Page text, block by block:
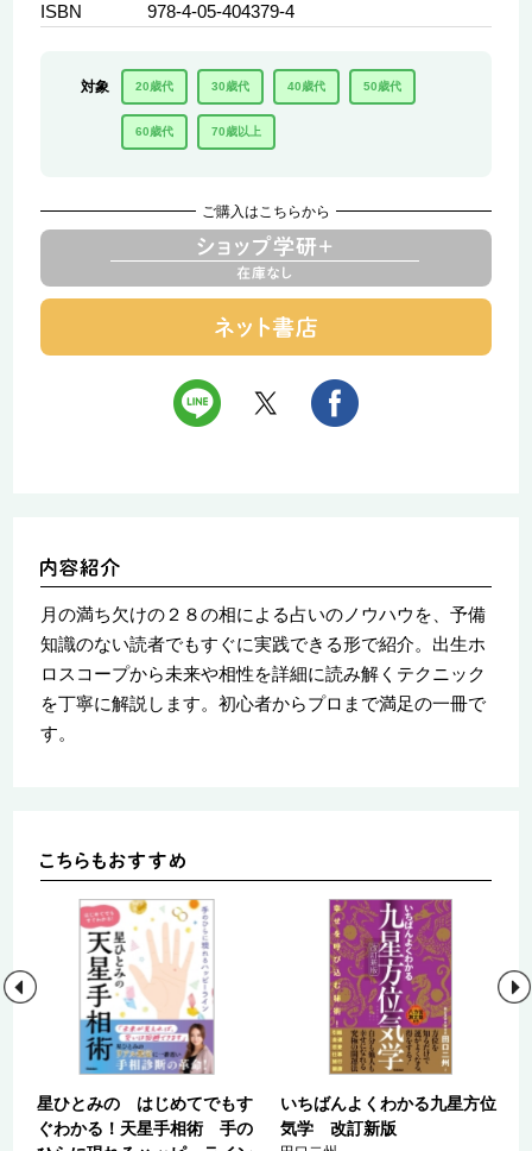
ISBN
978-4-05-404379-4
対象 20歳代 30歳代 40歳代 50歳代
60歳代 70歳以上
ご購入はこちらから
月の満ち欠けの２８の相による占いのノウハウを、予備
知識のない読者でもすぐに実践できる形で紹介。出生ホ
ロスコープから未来や相性を詳細に読み解くテクニック
を丁寧に解説します。初心者からプロまで満足の一冊で
す。
星ひとみの はじめてでもす
ぐわかる！天星手相術 手の
いちばんよくわかる九星方位
気学 改訂新版